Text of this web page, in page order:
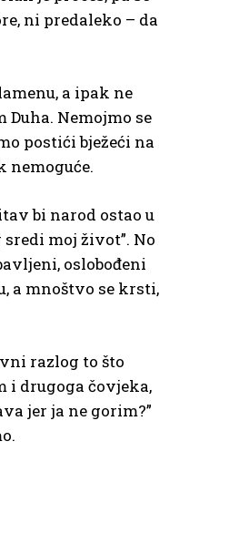
ni predaleko – da
a ipak ne
Nemojmo se
postići bježeći na
nemoguće.
bi narod ostao u
moj život”. No
oslobođeni
a mnoštvo se krsti,
razlog to što
i drugoga čovjeka,
jer ja ne gorim?”